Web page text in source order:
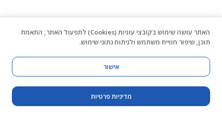
האתר עושה שימוש בקובצי עוגיות (Cookies) לתפעול האתר, התאמת
תוכן, שיפור חוויית משתמש ולניתוח נתוני שימוש.
אישור
מדיניות פרטיות